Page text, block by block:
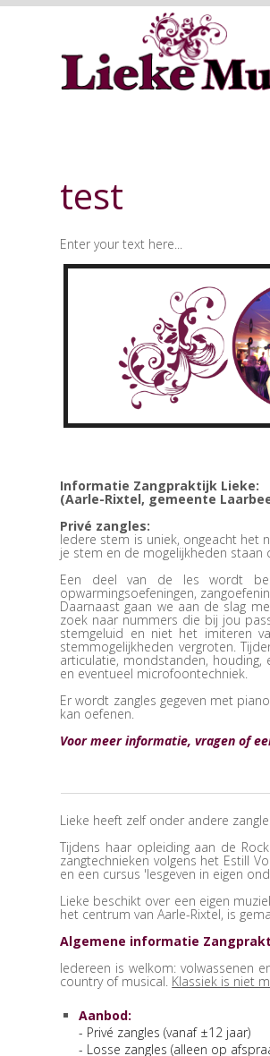
test
Enter your text here...
Informatie Zangpraktijk Lieke:
(Aarle-Rixtel, gemeente
Privé zangles:
Iedere stem is uniek, ongeacht het
je stem en de mogelijkheden staan
Een deel van de les wordt
opwarmingsoefeningen,
Daarnaast gaan we aan de slag
zoek naar nummers die bij jou
stemgeluid en niet het imiteren
stemmogelijkheden vergroten.
articulatie, mondstanden,
en eventueel microfoontechniek.
Er wordt zangles gegeven met
kan oefenen.
Voor meer informatie, vragen of
Lieke heeft zelf onder andere
Tijdens haar opleiding aan de
zangtechnieken volgens het Estill
en een cursus 'lesgeven in eigen
Lieke beschikt over een eigen
het centrum van Aarle-Rixtel, is
Algemene informatie
Iedereen is welkom: volwassenen
country of musical. Klassiek is niet
Aanbod:
- Privé zangles (vanaf ±12 jaar)
- Losse zangles (alleen op